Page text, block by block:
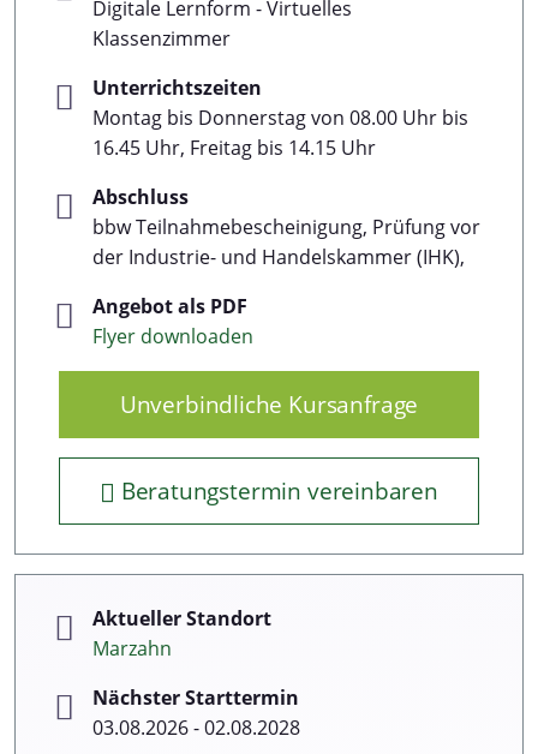
Digitale Lernform - Virtuelles
Klassenzimmer
Unterrichtszeiten
Montag bis Donnerstag von 08.00 Uhr bis
16.45 Uhr, Freitag bis 14.15 Uhr
Abschluss
bbw Teilnahmebescheinigung, Prüfung vor
der Industrie- und Handelskammer (IHK),
Angebot als PDF
Flyer downloaden
Unverbindliche Kursanfrage
Beratungstermin vereinbaren
Aktueller Standort
Marzahn
Nächster Starttermin
03.08.2026 - 02.08.2028